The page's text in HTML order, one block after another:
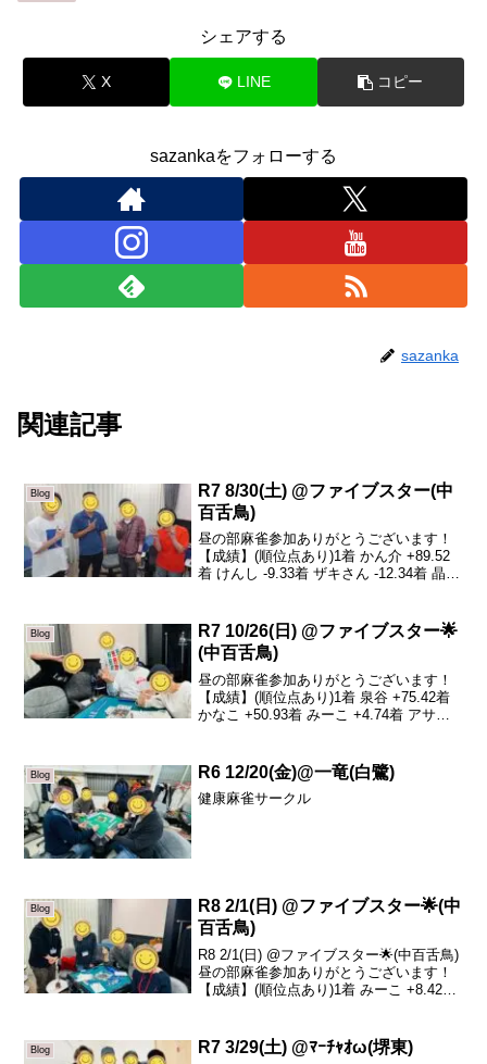
シェアする
X LINE コピー
sazankaをフォローする
sazanka
関連記事
Blog
R7 8/30(土) @ファイブスター(中
百舌鳥)
昼の部麻雀参加ありがとうございます！
【成績】(順位点あり)1着 かん介 +89.52
着 けんし -9.33着 ザキさん -12.34着 晶子
私が居ない中ありがと...
Blog
R7 10/26(日) @ファイブスター🌟
(中百舌鳥)
昼の部麻雀参加ありがとうございます！
【成績】(順位点あり)1着 泉谷 +75.42着
かなこ +50.93着 みーこ +4.74着 アサエ
強いぞ！泉谷さんは！+...
Blog R6 12/20(金)@一竜(白鷺)
健康麻雀サークル
Blog
R8 2/1(日) @ファイブスター🌟(中
百舌鳥)
R8 2/1(日) @ファイブスター🌟(中百舌鳥)
昼の部麻雀参加ありがとうございます！
【成績】(順位点あり)1着 みーこ +8.42着
Blog R7 3/29(土) @ﾏｰﾁｬｵω(堺東)